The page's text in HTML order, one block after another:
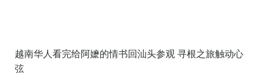
越南华人看完给阿嬷的情书回汕头参观 寻根之旅触动心
弦